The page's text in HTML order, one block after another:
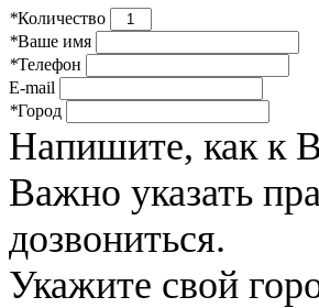
*Количество
*Ваше имя
*Телефон
E-mail
*Город
Напишите, как к
Важно указать
дозвониться.
Укажите свой